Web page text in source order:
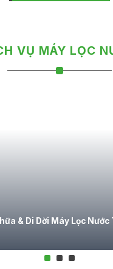
VỤ MÁY LỌC
& Di Dời Máy Lọc Nước